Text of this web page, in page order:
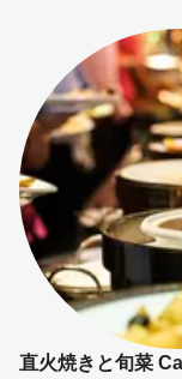
直火焼きと旬菜